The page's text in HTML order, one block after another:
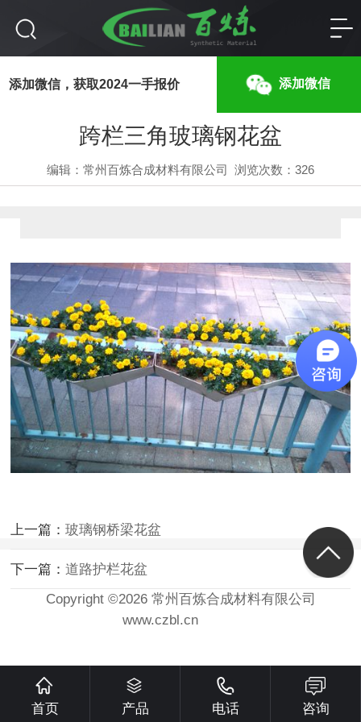
添加微信，获取2024一手报价 添加微信
跨栏三角玻璃钢花盆
跨栏三角玻璃钢花盆
编辑：常州百炼合成材料有限公司 浏览次数：326
上一篇：玻璃钢桥梁花盆
下一篇：道路护栏花盆
Copyright ©2026 常州百炼合成材料有限公司
www.czbl.cn
首页 产品 电话 咨询